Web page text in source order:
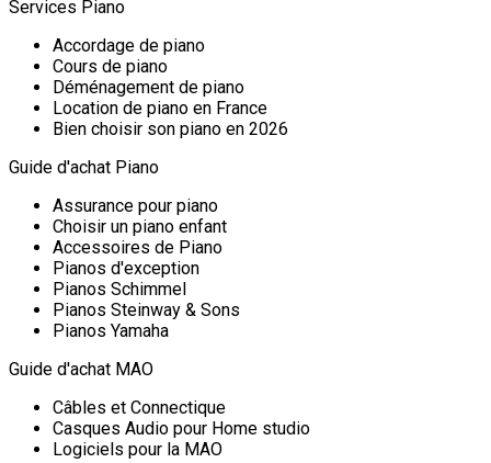
Services Piano
Accordage de piano
Cours de piano
Déménagement de piano
Location de piano en France
Bien choisir son piano en 2026
Guide d'achat Piano
Assurance pour piano
Choisir un piano enfant
Accessoires de Piano
Pianos d'exception
Pianos Schimmel
Pianos Steinway & Sons
Pianos Yamaha
Guide d'achat MAO
Câbles et Connectique
Casques Audio pour Home studio
Logiciels pour la MAO